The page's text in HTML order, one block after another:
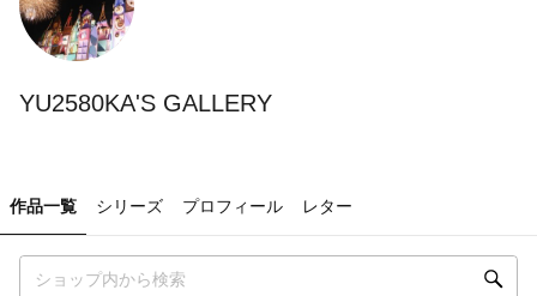
YU2580KA'S GALLERY
作品一覧 シリーズ プロフィール レター